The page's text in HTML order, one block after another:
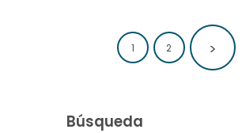
Paginación de
entradas
PAGE
1 PAGE
2 >
Búsqueda